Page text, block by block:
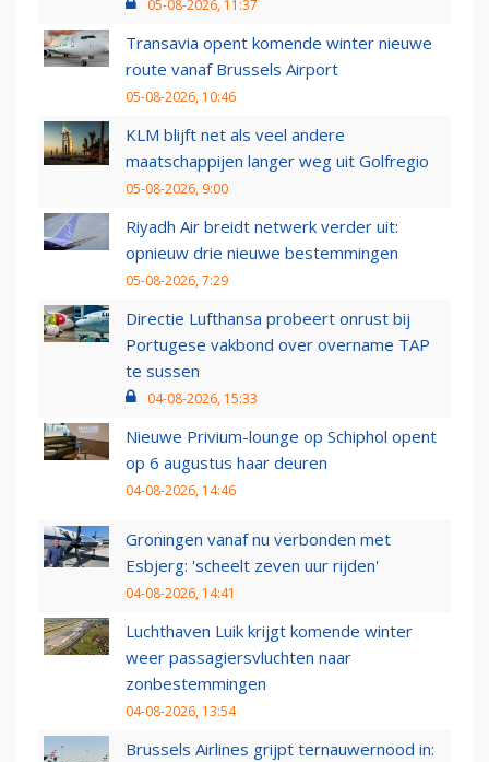
05-08-2026, 11:37
Transavia opent komende winter nieuwe
route vanaf Brussels Airport
05-08-2026, 10:46
KLM blijft net als veel andere
maatschappijen langer weg uit Golfregio
05-08-2026, 9:00
Riyadh Air breidt netwerk verder uit:
opnieuw drie nieuwe bestemmingen
05-08-2026, 7:29
Directie Lufthansa probeert onrust bij
Portugese vakbond over overname TAP
te sussen
04-08-2026, 15:33
Nieuwe Privium-lounge op Schiphol opent
op 6 augustus haar deuren
04-08-2026, 14:46
Groningen vanaf nu verbonden met
Esbjerg: 'scheelt zeven uur rijden'
04-08-2026, 14:41
Luchthaven Luik krijgt komende winter
weer passagiersvluchten naar
zonbestemmingen
04-08-2026, 13:54
Brussels Airlines grijpt ternauwernood in: